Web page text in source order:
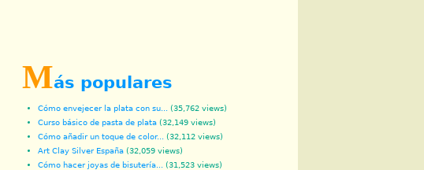
Más populares
Cómo envejecer la plata con su...
(35,762 views)
Curso básico de pasta de plata (32,149 views)
Cómo añadir un toque de color...
(32,112 views)
Art Clay Silver España (32,059 views)
Cómo hacer joyas de bisutería...
(31,523 views)